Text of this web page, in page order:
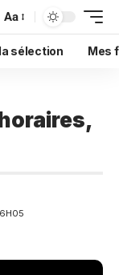
Aa
sélection Mes